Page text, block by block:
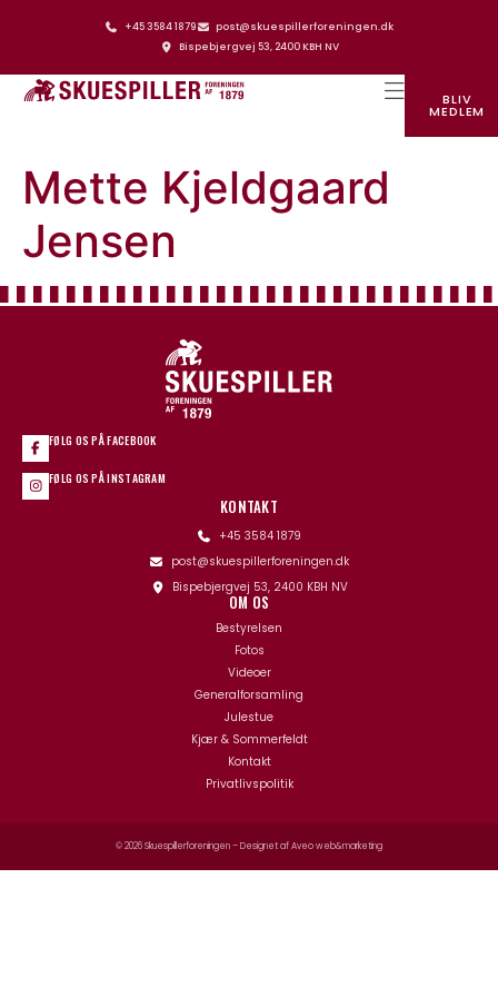
+45 3584 1879
post@skuespillerforeningen.dk
Bispebjergvej 53, 2400 KBH NV
BLIV
MEDLEM
Mette Kjeldgaard
Jensen
FØLG OS PÅ FACEBOOK
FØLG OS PÅ INSTAGRAM
KONTAKT
+45 3584 1879
post@skuespillerforeningen.dk
Bispebjergvej 53, 2400 KBH NV
OM OS
Bestyrelsen
Fotos
Videoer
Generalforsamling
Julestue
Kjær & Sommerfeldt
Kontakt
Privatlivspolitik
© 2026 Skuespillerforeningen – Designet afAveo web&marketing